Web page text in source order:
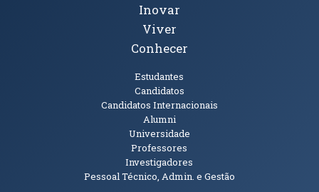
Inovar
Viver
Conhecer
Estudantes
Candidatos
Candidatos Internacionais
Alumni
Universidade
Professores
Investigadores
Pessoal Técnico, Admin. e Gestão